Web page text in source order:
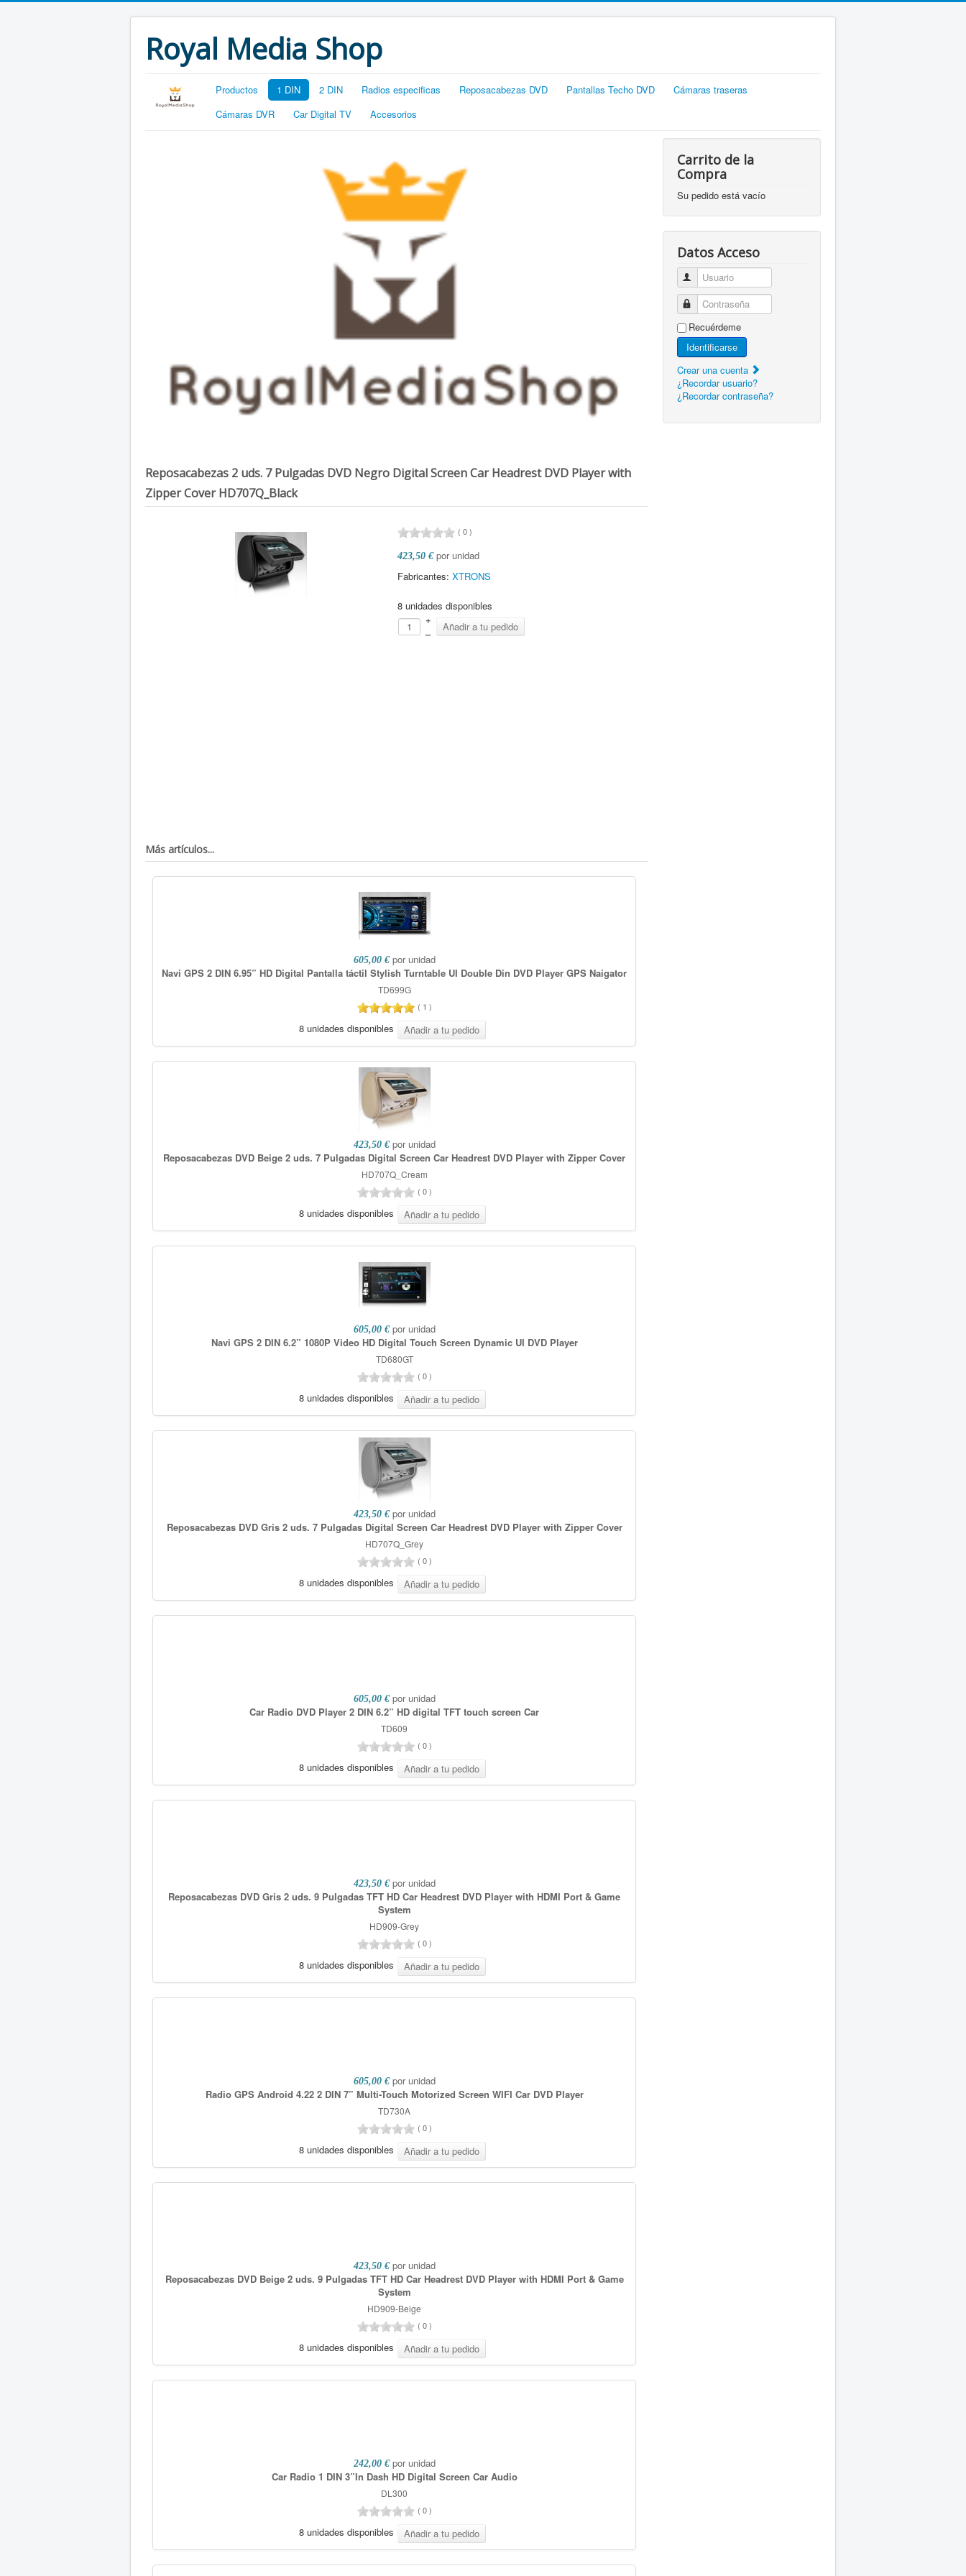
Royal Media Shop
Productos 1 DIN 2 DIN Radios especificas Reposacabezas DVD Pantallas Techo DVD
Cámaras traseras
Cámaras DVR
Car Digital TV Accesorios
Reposacabezas 2 uds. 7 Pulgadas DVD Negro Digital Screen Car Headrest DVD Player with
Zipper CoverHD707Q_Black
( 0)
423,50 € por unidad
Fabricantes: XTRONS
8 unidades disponibles
+
–
Más artículos...
605,00 € por unidad
Navi GPS 2 DIN 6.95” HD Digital Pantalla táctil Stylish Turntable UI Double Din DVD Player GPS Naigator
TD699G
( 1 )
8 unidades disponibles
423,50 € por unidad
Reposacabezas DVD Beige 2 uds. 7 Pulgadas Digital Screen Car Headrest DVD Player with Zipper Cover
HD707Q_Cream
( 0)
8 unidades disponibles
605,00 € por unidad
Navi GPS 2 DIN 6.2” 1080P Video HD Digital Touch Screen Dynamic UI DVD Player
TD680GT
( 0)
8 unidades disponibles
423,50 € por unidad
Reposacabezas DVD Gris 2 uds. 7 Pulgadas Digital Screen Car Headrest DVD Player with Zipper Cover
HD707Q_Grey
( 0)
8 unidades disponibles
605,00 € por unidad
Car Radio DVD Player 2 DIN 6.2” HD digital TFT touch screen Car
TD609
( 0)
8 unidades disponibles
423,50 € por unidad
Reposacabezas DVD Gris 2 uds. 9 Pulgadas TFT HD Car Headrest DVD Player with HDMI Port & Game
System
HD909-Grey
( 0)
8 unidades disponibles
605,00 € por unidad
Radio GPS Android 4.22 2 DIN 7” Multi-Touch Motorized Screen WIFI Car DVD Player
TD730A
( 0)
8 unidades disponibles
423,50 € por unidad
Reposacabezas DVD Beige 2 uds. 9 Pulgadas TFT HD Car Headrest DVD Player with HDMI Port & Game
System
HD909-Beige
( 0)
8 unidades disponibles
242,00 € por unidad
Car Radio 1 DIN 3”In Dash HD Digital Screen Car Audio
DL300
( 0)
8 unidades disponibles
Carrito de la
Compra
Su pedido está vacío
Datos Acceso
Usuario
Contraseña
Recuérdeme
Identificarse
Crear una cuenta
¿Recordar usuario?
¿Recordar contraseña?